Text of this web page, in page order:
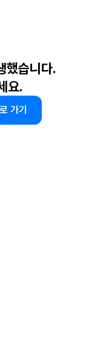
했습니다.
요.
가기